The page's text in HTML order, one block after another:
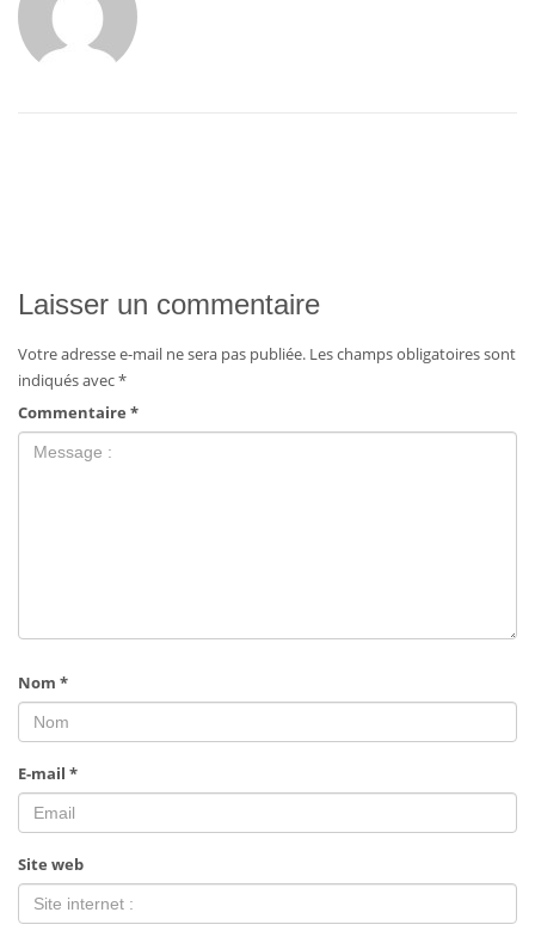
Laisser un commentaire
Votre adresse e-mail ne sera pas publiée. Les champs obligatoires sont
indiqués avec*
Commentaire *
Nom *
E-mail *
Site web